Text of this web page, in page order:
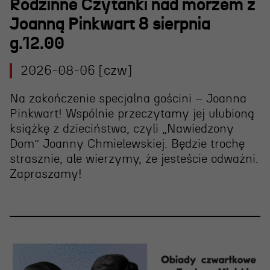
Spektakle wyjazdowe
Sponsorzy
Kontakt & Zespół
Edukacja
Wydarzenia
Oferta edukacyjna
Rodzinne Czytanki nad morzem z
Joanną Pinkwart 8 sierpnia
g.12.00
2026-08-06 [czw]
Na zakończenie specjalna gościni – Joanna
Pinkwart! Wspólnie przeczytamy jej ulubioną
książkę z dzieciństwa, czyli „Nawiedzony
Dom” Joanny Chmielewskiej. Będzie trochę
strasznie, ale wierzymy, że jesteście odważni.
Zapraszamy!